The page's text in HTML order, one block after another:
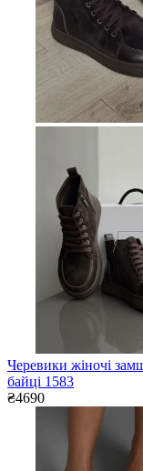
Черевики жіночі
байці 1583
₴4690